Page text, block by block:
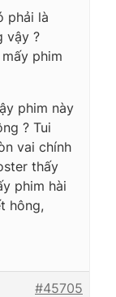
phải là
vậy ?
phim
phim này
? Tui
vai chính
thấy
phim hài
hông,
#45705